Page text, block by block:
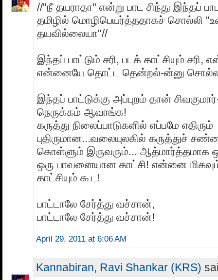
//"நீ தயராதா" என்று பாட சிந்து இந்தப்
தமிழில் மொழிபெயர்த்ததாகச் சொல்லி
தயவில்லையா"//
இந்தப் பாட்டும் சரி, படக் காட்சியும் சரி,
என்னையே தொட்ட தென்றல்-ன்னு
இந்தப் பாட்டுக்கு அப்புறம் தான் சிவகுமார்-
நெருக்கம் ஆவாங்க!
கருத்து நிலைப்பாடுகளில் எப்பமே எதிரும்
புதிருமான...வலையுலகில் கருத்துச்
கொள்ளும் இருவரும்... ஆத்மார்த்தமாக
ஒரு பாவனையான காட்சி! என்னை
காட்சியும் கூட!
பாட்டாலே சேர்த்து வச்சான்,
பாட்டாலே சேர்த்து வச்சான்!
April 29, 2011 at 6:06 AM
Kannabiran, Ravi Shankar (KRS)